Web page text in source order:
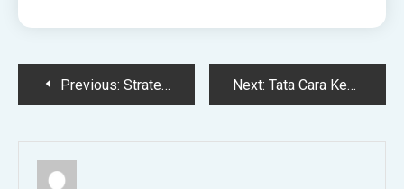
PostPrevious: Strategi isi pulsa Telkomsel untuk pelanggan corporate Next: Tata Cara Kencing Sambil Jongkok